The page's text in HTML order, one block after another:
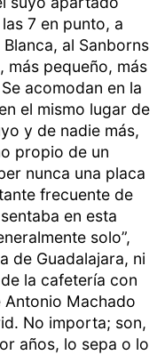
7 en punto, a
al Sanborns
más pequeño, más
acomodan en la
el mismo lugar de
y de nadie más,
propio de un
nunca una placa
frecuente de
en esta
solo”,
de Guadalajara, ni
la cafetería con
Machado
No importa; son,
años, lo sepa o lo